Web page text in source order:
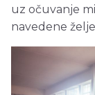
uz očuvanje
navedene